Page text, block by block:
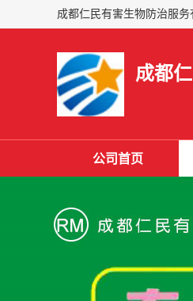
成都
公司首页